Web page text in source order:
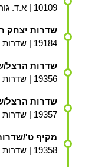
10109 | א.ד. גורדון, אשדוד
שדרות יצחק
19184 | שדרות יצחק רבין, אשדוד
שדרות הרצל/
19356 | שדרות הרצל, אשדוד
שדרות הרצל/
19357 | שדרות הרצל, אשדוד
מקיף ט'/
19358 | שדרות הרצל, אשדוד